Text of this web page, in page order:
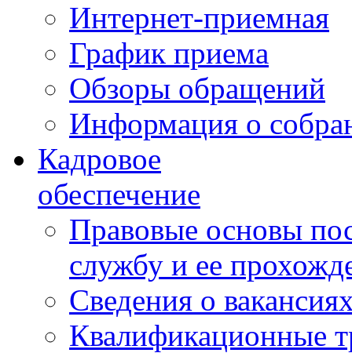
Интернет-приемная
График приема
Обзоры обращений
Информация о
Кадровое
обеспечение
Правовые основы
службу и ее
Сведения о
Квалификационные